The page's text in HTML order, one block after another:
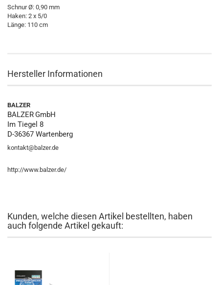
Schnur Ø: 0,90 mm
Haken: 2 x 5/0
Länge: 110 cm
Hersteller Informationen
BALZER
BALZERGmbH
Im Tiegel 8
D-36367 Wartenberg
kontakt@balzer.de
http://www.balzer.de/
Kunden, welche diesen Artikel bestellten, haben
auch folgende Artikel gekauft: